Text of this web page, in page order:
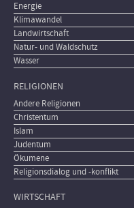
Energie
Klimawandel
Landwirtschaft
Natur- und Waldschutz
Wasser
RELIGIONEN
Andere Religionen
Christentum
Islam
Judentum
Ökumene
Religionsdialog und -konflikt
WIRTSCHAFT